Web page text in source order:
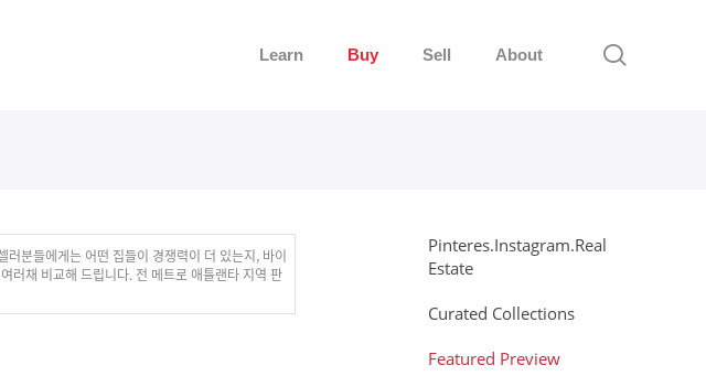
Learn Buy Sell About
Pinteres.Instagram.Real
Estate
Curated Collections
Featured Preview
분들에게는 어떤 집들이 경쟁력이 더 있는지, 바이
러채 비교해 드립니다. 전 메트로 애틀랜타 지역 판